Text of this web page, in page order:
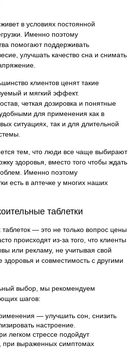
в условиях постоянной
Именно поэтому
помогают поддерживать
улучшать качество сна и снимать
клиентов ценят такие
и мягкий эффект.
четкая дозировка и понятные
для применения как в
ситуациях, так и для длительной
тем, что люди все чаще выбирают
здоровья, вместо того чтобы ждать
Именно поэтому
есть в аптечке у многих наших
таблетки
— это не только вопрос цены
происходят из-за того, что клиенты
или рекламу, не учитывая свой
здоровья и совместимость с другими
выбор, мы рекомендуем
шагов:
— улучшить сон, снизить
настроение.
легком стрессе подойдут
при выраженных симптомах